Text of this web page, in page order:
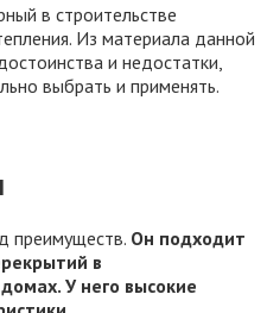
в строительстве
Из материала данной
и недостатки,
выбрать и применять.
преимуществ. Он подходит
в
У него высокие